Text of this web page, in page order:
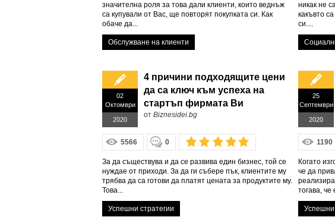
значителна роля за това дали клиенти, които веднъж
са купували от Вас, ще повторят покупката си. Как
обаче да...
Обслужване на клиенти
никак не
какъвто
си....
02
Октомври
2020
4 причини подходящите цени
да са ключ към успеха на
стартъп фирмата Ви
от Biznesidei.bg
5566 0
За да съществува и да се развива един бизнес, той се
нуждае от приходи. За да ги събере пък, клиентите му
трябва да са готови да платят цената за продуктите му.
Това...
Успешни стратегии
25
Септември
2020
1190
Когато
че да
тогава, че
Успешни